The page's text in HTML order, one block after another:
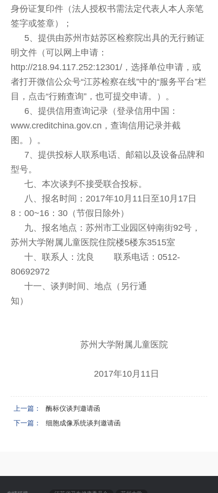
身份证复印件（法人授权书需法定代表人本人亲笔
签字或签章）；
5、提供由苏州市姑苏区检察院出具的无行贿证
明文件（可以网上申请：
http://218.94.117.252:12301/，选择单位申请，或
者打开微信公众号“江苏检察在线”中的“服务平台”栏
目，点击“行贿查询”，也可提交申请。
） 。
6、提供信用查询记录（登录信用中国：
www.creditchina.gov.cn，查询信用记录并截
图。）。
7、提供投标人联系电话、邮箱以及设备品牌和
型号。
七、本次谈判不接受联合投标。
八、报名时间：2017年10月11日至10月17日
8：00~16：30（节假日除外）
九、报名地点：苏州市工业园区钟南街92号，
苏州大学附属儿童医院住院楼5楼东3515室
十、联系人：沈良 联系电话：0512-
80692972
十一、谈判时间、地点（另行通
知）
苏州大学附属儿童医院
2017年10月11日
上一篇：
酶标仪谈判邀请函
下一篇：
细胞成像系统谈判邀请函